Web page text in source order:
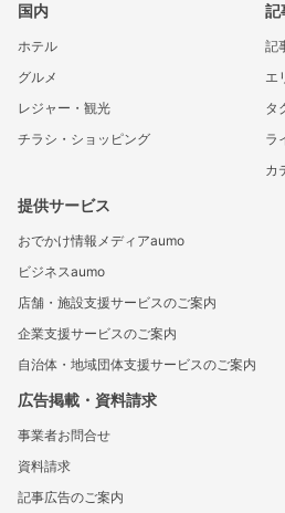
国内
ホテル
グルメ
レジャー・観光
チラシ・ショッピング
記
記
エ
タ
ラ
カ
提供サービス
おでかけ情報メディアaumo
ビジネスaumo
店舗・施設支援サービスのご案内
企業支援サービスのご案内
自治体・地域団体支援サービスのご案内
広告掲載・資料請求
事業者お問合せ
資料請求
記事広告のご案内